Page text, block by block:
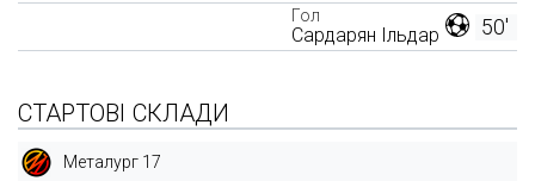
50'
Гол
Сардарян Ільдар
СТАРТОВІ СКЛАДИ
Металург 17